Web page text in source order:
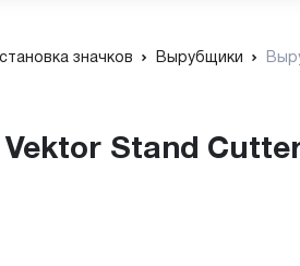
значков Вырубщики
Vektor Stand